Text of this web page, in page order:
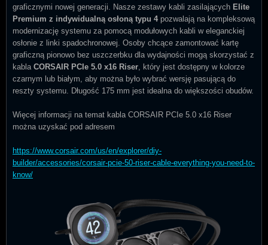
graficznymi nowej generacji. Nasze zestawy kabli zasilających Elite
Premium z indywidualną osłoną typu 4 pozwalają na kompleksową
modernizację systemu za pomocą modułowych kabli w eleganckiej
osłonie z linki spadochronowej. Osoby chcące zamontować kartę
graficzną pionowo bez uszczerbku dla wydajności mogą skorzystać z
kabla CORSAIR PCIe 5.0 x16 Riser , który jest dostępny w kolorze
czarnym lub białym, aby można było wybrać wersję pasującą do
reszty systemu. Długość 175 mm jest idealna do większości obudów.
Więcej informacji na temat kabla CORSAIR PCIe 5.0 x16 Riser
można uzyskać pod adresem
https://www.corsair.com/us/en/explorer/diy-
builder/accessories/corsair-pcie-50-riser-cable-everything-you-need-to-
know/